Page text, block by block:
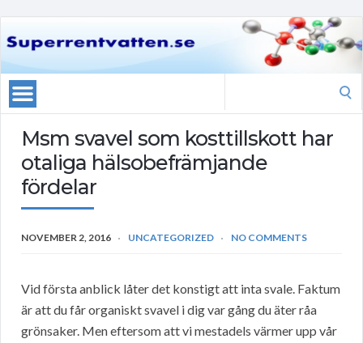
Msm svavel som kosttillskott har
otaliga hälsobefrämjande
fördelar
NOVEMBER 2, 2016 UNCATEGORIZED NO COMMENTS
Vid första anblick låter det konstigt att inta svale. Faktum
är att du får organiskt svavel i dig var gång du äter råa
grönsaker. Men eftersom att vi mestadels värmer upp vår